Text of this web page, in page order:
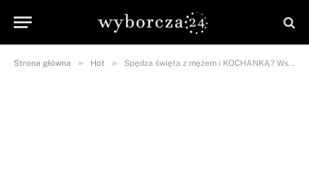
Strona główna » Hot » Spędza święta z mężem i KOCHANKĄ? Wszystko przez…